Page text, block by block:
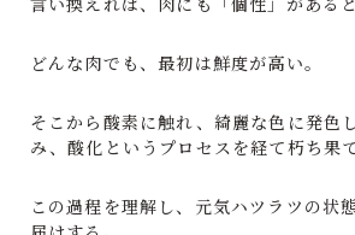
どんな肉でも、最初は鮮度が高い。
そこから酸素に触れ、綺麗な色に発色
み、酸化というプロセスを経て朽ち果
この過程を理解し、元気ハツラツの状